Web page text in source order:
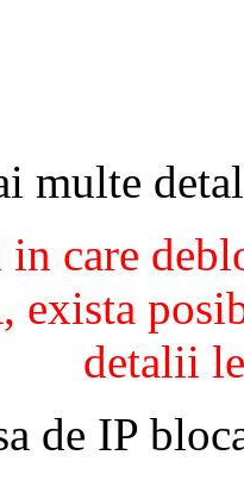
multe
in care
exista
detalii
de IP